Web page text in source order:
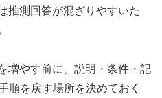
推測回答が混ざりやすいた
増やす前に、説明・条件・記
順を戻す場所を決めておく